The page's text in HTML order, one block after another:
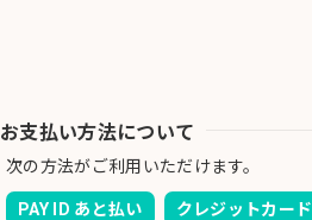
お支払い方法について
次の方法がご利用いただけます。
PAY ID あと払い クレジットカード